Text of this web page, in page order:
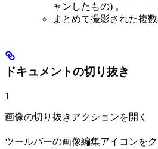
ャンしたもの) 。
まとめて撮影された複数
ドキュメントの切り抜き
1
画像の切り抜きアクションを開く
ツールバーの画像編集アイコンをク